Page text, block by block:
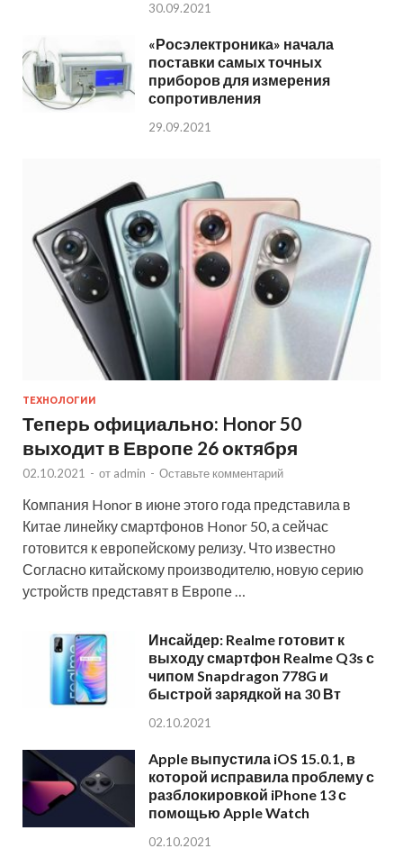
30.09.2021
«Росэлектроника» начала
поставки самых точных
приборов для измерения
сопротивления
29.09.2021
ТЕХНОЛОГИИ
Теперь официально: Honor 50
выходит в Европе 26 октября
02.10.2021 - от admin - Оставьте комментарий
Компания Honor в июне этого года представила в
Китае линейку смартфонов Honor 50, а сейчас
готовится к европейскому релизу. Что известно
Согласно китайскому производителю, новую серию
устройств представят в Европе …
Инсайдер: Realme готовит к
выходу смартфон Realme Q3s с
чипом Snapdragon 778G и
быстрой зарядкой на 30 Вт
02.10.2021
Apple выпустила iOS 15.0.1, в
которой исправила проблему с
разблокировкой iPhone 13 с
помощью Apple Watch
02.10.2021